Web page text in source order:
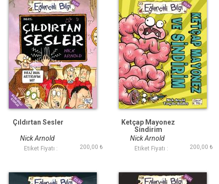
Çıldırtan Sesler
Nick Arnold
Etiket Fiyatı : 200,00 ₺
Ketçap Mayonez
Sindirim
Nick Arnold
Etiket Fiyatı : 200,00 ₺